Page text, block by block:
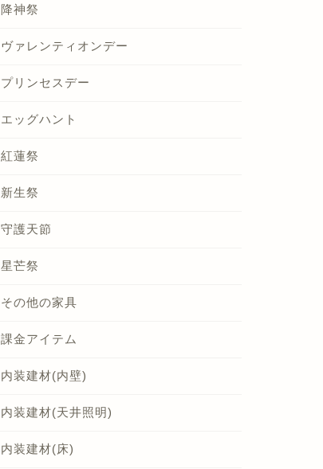
降神祭
ヴァレンティオンデー
プリンセスデー
エッグハント
紅蓮祭
新生祭
守護天節
星芒祭
その他の家具
課金アイテム
内装建材(内壁)
内装建材(天井照明)
内装建材(床)